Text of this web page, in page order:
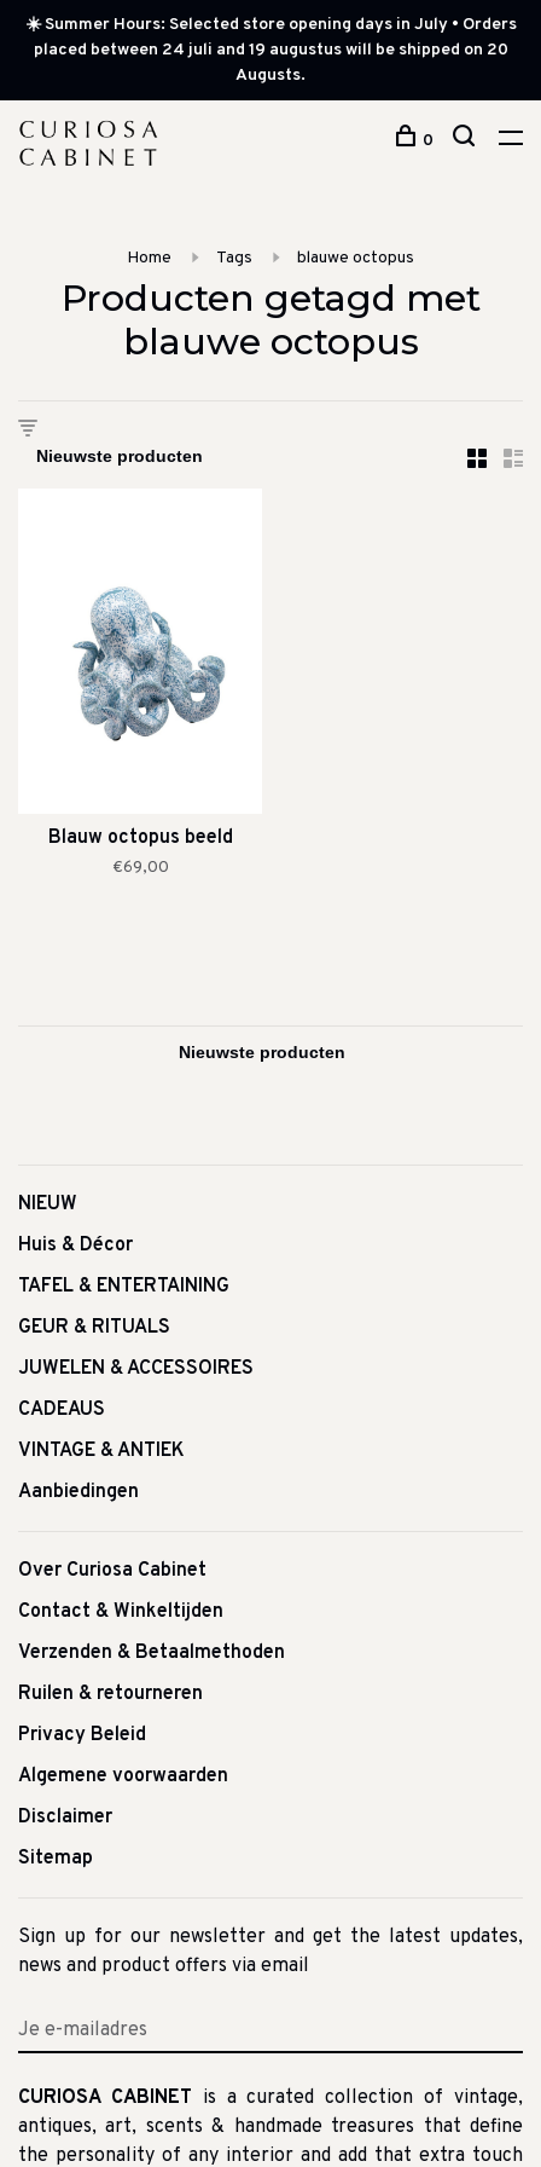
☀️ Summer Hours: Selected store opening days in July • Orders
placed between 24 juli and 19 augustus will be shipped on 20
Augusts.
0
Home Tags blauwe octopus
Producten getagd met
blauwe octopus
Blauw octopus beeld
€69,00
NIEUW
Huis & Décor
TAFEL & ENTERTAINING
GEUR & RITUALS
JUWELEN & ACCESSOIRES
CADEAUS
VINTAGE & ANTIEK
Aanbiedingen
Over Curiosa Cabinet
Contact & Winkeltijden
Verzenden & Betaalmethoden
Ruilen & retourneren
Privacy Beleid
Algemene voorwaarden
Disclaimer
Sitemap
Sign up for our newsletter and get the latest updates,
news and product offers via email
CURIOSA CABINET is a curated collection of vintage,
antiques, art, scents & handmade treasures that define
the personality of any interior and add that extra touch